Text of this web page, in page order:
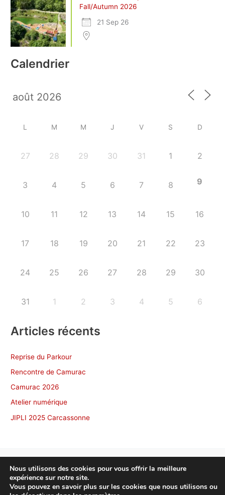
Fall/Autumn 2026
21 Sep 26
Calendrier
L M M J V S D
27 28 29 30 31 1 2
3 4 5 6 7 8 9
10 11 12 13 14 15 16
17 18 19 20 21 22 23
24 25 26 27 28 29 30
31 1 2 3 4 5 6
Articles récents
Reprise du Parkour
Rencontre de Camurac
Camurac 2026
Atelier numérique
JIPLI 2025 Carcassonne
Copyright © 2026 NonscÔ Toulouse
Nous utilisons des cookies pour vous offrir la meilleure
expérience sur notre site.
Vous pouvez en savoir plus sur les cookies que nous utilisons ou